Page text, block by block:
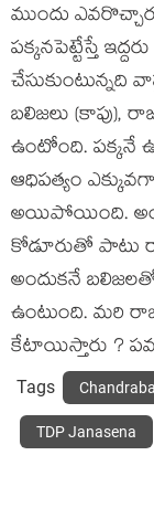
ముందు
పక్కనపెట్టేస్తే
బలిజలు (కాపు),
ఉంటోంది. పక్కనే
ఆధిపత్యం
అయిపోయింది.
కోడూరుతో పాటు
అందుకనే
ఉంటుంది. మరి
కేటాయిస్తారు ?
Tags
TDP Janasena